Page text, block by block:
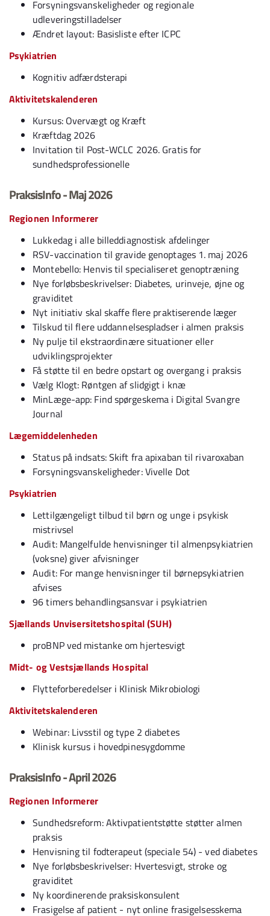
Forsyningsvanskeligheder og regionale
udleveringstilladelser
Ændret layout: Basisliste efter ICPC
Psykiatrien
Kognitiv adfærdsterapi
Aktivitetskalenderen
Kursus: Overvægt og Kræft
Kræftdag 2026
Invitation til Post-WCLC 2026. Gratis for
sundhedsprofessionelle
PraksisInfo - Maj 2026
Regionen Informerer
Lukkedag i alle billeddiagnostisk afdelinger
RSV-vaccination til gravide genoptages 1. maj 2026
Montebello: Henvis til specialiseret genoptræning
Nye forløbsbeskrivelser: Diabetes, urinveje, øjne og
graviditet
Nyt initiativ skal skaffe flere praktiserende læger
Tilskud til flere uddannelsespladser i almen praksis
Ny pulje til ekstraordinære situationer eller
udviklingsprojekter
Få støtte til en bedre opstart og overgang i praksis
Vælg Klogt: Røntgen af slidgigt i knæ
MinLæge-app: Find spørgeskema i Digital Svangre
Journal
Lægemiddelenheden
Status på indsats: Skift fra apixaban til rivaroxaban
Forsyningsvanskeligheder: Vivelle Dot
Psykiatrien
Lettilgængeligt tilbud til børn og unge i psykisk
mistrivsel
Audit: Mangelfulde henvisninger til almenpsykiatrien
(voksne) giver afvisninger
Audit: For mange henvisninger til børnepsykiatrien
afvises
96 timers behandlingsansvar i psykiatrien
Sjællands Unvisersitetshospital (SUH)
proBNP ved mistanke om hjertesvigt
Midt- og Vestsjællands Hospital
Flytteforberedelser i Klinisk Mikrobiologi
Aktivitetskalenderen
Webinar: Livsstil og type 2 diabetes
Klinisk kursus i hovedpinesygdomme
PraksisInfo - April 2026
Regionen Informerer
Sundhedsreform: Aktivpatientstøtte støtter almen
praksis
Henvisning til fodterapeut (speciale 54) - ved diabetes
Nye forløbsbeskrivelser: Hvertesvigt, stroke og
graviditet
Ny koordinerende praksiskonsulent
Frasigelse af patient - nyt online frasigelsesskema